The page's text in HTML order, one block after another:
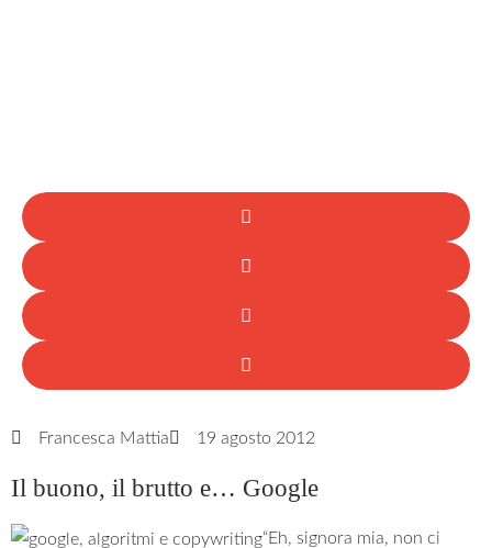
Francesca Mattia 19 agosto 2012
Il buono, il brutto e… Google
“Eh, signora mia, non ci